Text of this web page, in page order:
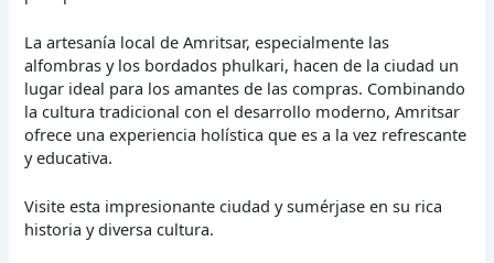
La artesanía local de Amritsar, especialmente las
alfombras y los bordados phulkari, hacen de la ciudad un
lugar ideal para los amantes de las compras. Combinando
la cultura tradicional con el desarrollo moderno, Amritsar
ofrece una experiencia holística que es a la vez refrescante
y educativa.
Visite esta impresionante ciudad y sumérjase en su rica
historia y diversa cultura.